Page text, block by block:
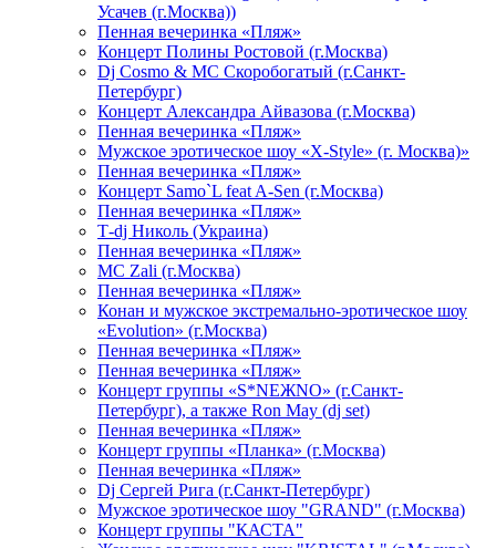
Усачев (г.Москва))
Пенная вечеринка «Пляж»
Концерт Полины Ростовой (г.Москва)
Dj Cosmo & МС Скоробогатый (г.Санкт-
Петербург)
Концерт Александра Айвазова (г.Москва)
Пенная вечеринка «Пляж»
Мужское эротическое шоу «X-Style» (г. Москва)»
Пенная вечеринка «Пляж»
Концерт Samo`L feat A-Sen (г.Москва)
Пенная вечеринка «Пляж»
Т-dj Николь (Украина)
Пенная вечеринка «Пляж»
МС Zali (г.Москва)
Пенная вечеринка «Пляж»
Конан и мужское экстремально-эротическое шоу
«Evolution» (г.Москва)
Пенная вечеринка «Пляж»
Пенная вечеринка «Пляж»
Концерт группы «S*NEЖNO» (г.Санкт-
Петербург), а также Ron May (dj set)
Пенная вечеринка «Пляж»
Концерт группы «Планка» (г.Москва)
Пенная вечеринка «Пляж»
Dj Сергей Рига (г.Санкт-Петербург)
Мужское эротическое шоу "GRAND" (г.Москва)
Концерт группы "КАСТА"